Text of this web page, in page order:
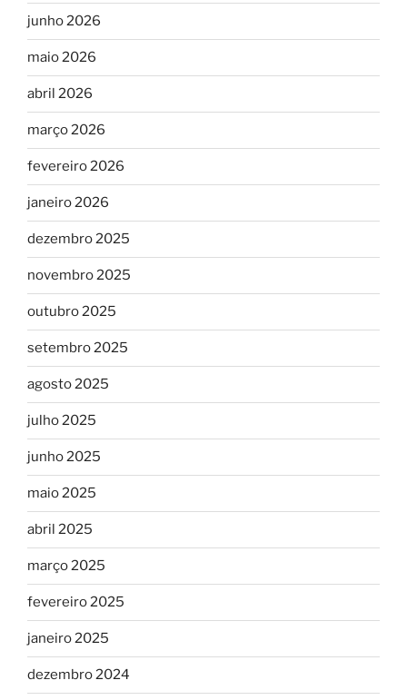
junho 2026
maio 2026
abril 2026
março 2026
fevereiro 2026
janeiro 2026
dezembro 2025
novembro 2025
outubro 2025
setembro 2025
agosto 2025
julho 2025
junho 2025
maio 2025
abril 2025
março 2025
fevereiro 2025
janeiro 2025
dezembro 2024